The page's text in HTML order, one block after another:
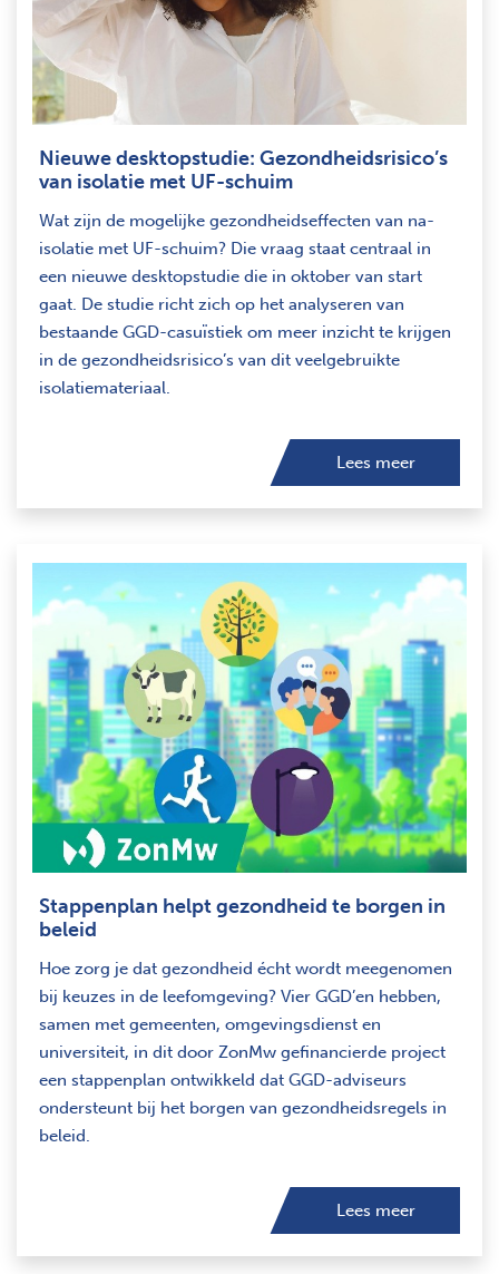
Nieuwe desktopstudie: Gezondheidsrisico’s
van isolatie met UF-schuim
Wat zijn de mogelijke gezondheidseffecten van na-
isolatie met UF-schuim? Die vraag staat centraal in
een nieuwe desktopstudie die in oktober van start
gaat. De studie richt zich op het analyseren van
bestaande GGD-casuïstiek om meer inzicht te krijgen
in de gezondheidsrisico’s van dit veelgebruikte
isolatiemateriaal.
Lees meer
Stappenplan helpt gezondheid te borgen in
beleid
Hoe zorg je dat gezondheid écht wordt meegenomen
bij keuzes in de leefomgeving? Vier GGD’en hebben,
samen met gemeenten, omgevingsdienst en
universiteit, in dit door ZonMw gefinancierde project
een stappenplan ontwikkeld dat GGD-adviseurs
ondersteunt bij het borgen van gezondheidsregels in
beleid.
Lees meer